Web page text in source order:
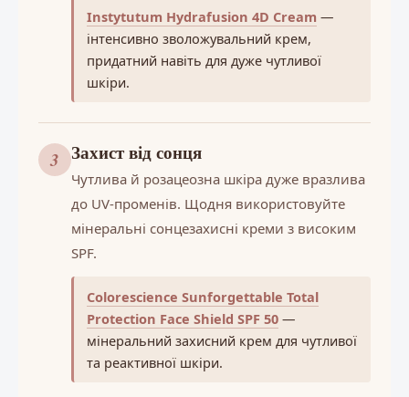
Instytutum Hydrafusion 4D Cream —
інтенсивно зволожувальний крем,
придатний навіть для дуже чутливої
шкіри.
3 Захист від сонця
Чутлива й розацеозна шкіра дуже вразлива
до UV-променів. Щодня використовуйте
мінеральні сонцезахисні креми з високим
SPF.
Colorescience Sunforgettable Total
Protection Face Shield SPF 50 —
мінеральний захисний крем для чутливої
та реактивної шкіри.